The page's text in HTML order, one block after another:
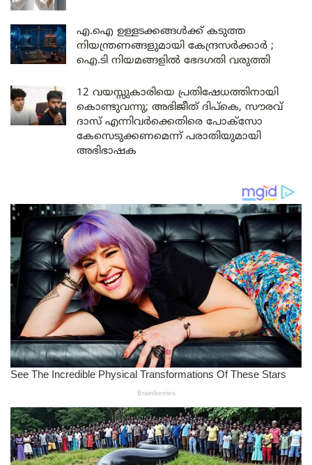
എ.ഐ ഉള്ളടക്കങ്ങൾക്ക് കടുത്ത
നിയന്ത്രണങ്ങളുമായി കേന്ദ്രസർക്കാർ ;
ഐ.ടി നിയമങ്ങളിൽ ഭേദഗതി വരുത്തി
12 വയസ്സുകാരിയെ പ്രതിഷേധത്തിനായി
കൊണ്ടുവന്നു; അഭിജീത് ദിപ്കെ, സൗരവ്
ദാസ് എന്നിവർക്കെതിരെ പോക്സോ
കേസെടുക്കണമെന്ന് പരാതിയുമായി
അഭിഭാഷക